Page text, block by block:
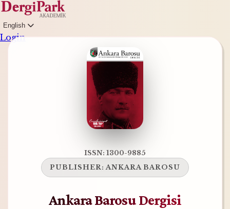
English
Login
ISSN: 1300-9885
PUBLISHER:ANKARA BAROSU
Ankara Barosu Dergisi